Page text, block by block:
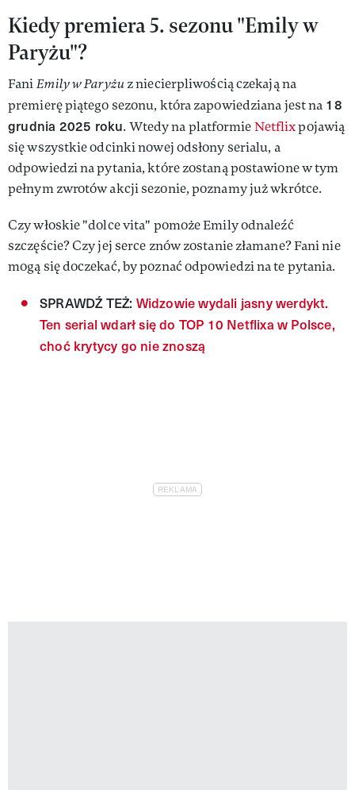
Kiedy premiera 5. sezonu "Emily w
Paryżu"?
FaniEmily w Paryżuz niecierpliwością czekają na
premierę piątego sezonu, która zapowiedziana jest na 18
grudnia 2025 roku. Wtedy na platformieNetflixpojawią
się wszystkie odcinki nowej odsłony serialu, a
odpowiedzi na pytania, które zostaną postawione w tym
pełnym zwrotów akcji sezonie, poznamy już wkrótce.
Czy włoskie "dolce vita" pomoże Emily odnaleźć
szczęście? Czy jej serce znów zostanie złamane? Fani nie
mogą się doczekać, by poznać odpowiedzi na te pytania.
SPRAWDŹ TEŻ: Widzowie wydali jasny werdykt.
Ten serial wdarł się do TOP 10 Netflixa w Polsce,
choć krytycy go nie znoszą